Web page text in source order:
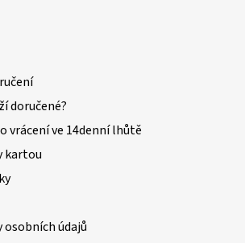
doručené?
vrácení ve 14denní lhůtě
kartou
údajů